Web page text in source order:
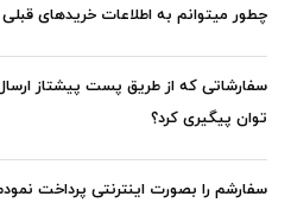
چطور میتوانم به اطلاعات خریدهای
سفارشاتی که از طریق پست پیشتاز
توان پیگیری کرد؟
سفارشم را بصورت اینترنتی پرداخت